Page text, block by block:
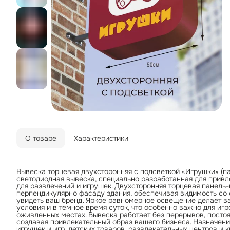
О товаре Характеристики
Вывеска торцевая двухсторонняя с подсветкой «Игрушки»
светодиодная вывеска, специально разработанная для
для развлечений и игрушек. Двухсторонняя торцевая
перпендикулярно фасаду здания, обеспечивая видимость
увидеть ваш бренд. Яркое равномерное освещение делает
условия и в темное время суток, что особенно важно для
оживленных местах. Вывеска работает без перерывов,
создавая привлекательный образ вашего бизнеса.